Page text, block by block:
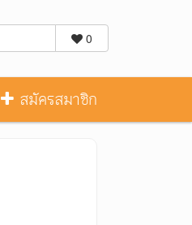
0
สมัครสมาชิก